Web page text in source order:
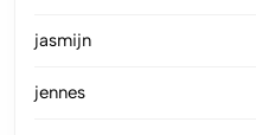
jasmijn
jennes